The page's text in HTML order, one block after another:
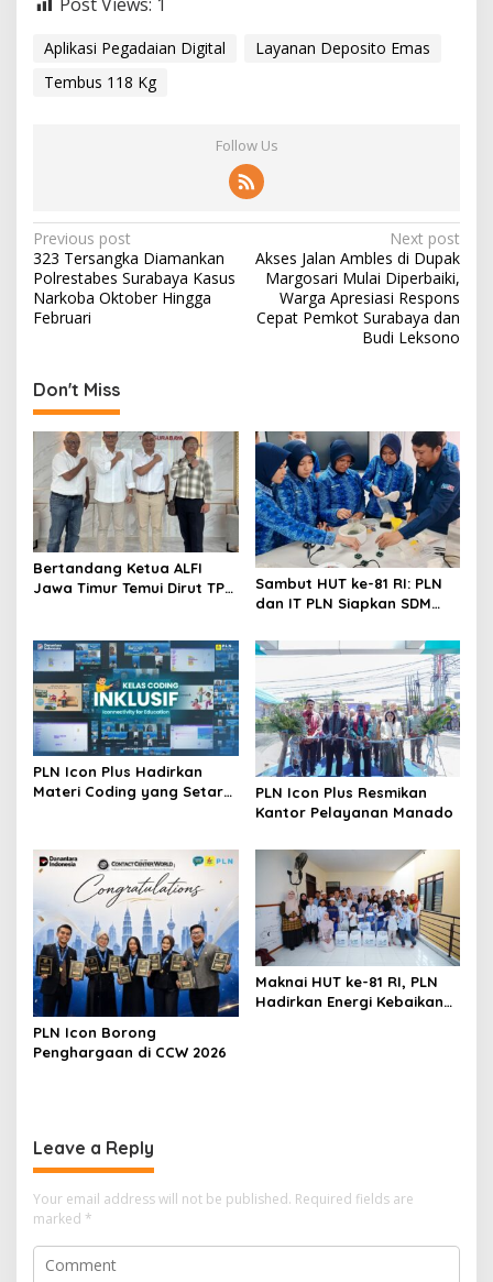
Aplikasi Pegadaian Digital
Layanan Deposito Emas
Tembus 118 Kg
Follow Us
P
o
s
t
a
v
i
g
a
t
i
n
Previous post
323 Tersangka Diamankan
Polrestabes Surabaya Kasus
Narkoba Oktober Hingga
Februari
Next post
Akses Jalan Ambles di Dupak
Margosari Mulai Diperbaiki,
Warga Apresiasi Respons
Cepat Pemkot Surabaya dan
Budi Leksono
Don't Miss
Bertandang Ketua ALFI
Jawa Timur Temui Dirut TPS
Layanan
Sambut HUT ke-81 RI: PLN
dan IT PLN Siapkan SDM
Energi
PLN Icon Plus Hadirkan
Materi Coding yang Setara
PLN Icon Plus Resmikan
Kantor Pelayanan Manado
PLN Icon Borong
Penghargaan di CCW 2026
Maknai HUT ke-81 RI, PLN
Hadirkan Energi Kebaikan
Leave a Reply
Your email address will not be published. Required fields are
marked *